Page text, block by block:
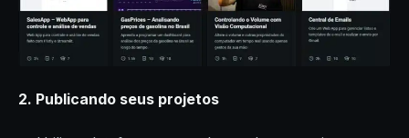
2. Publicando seus projetos